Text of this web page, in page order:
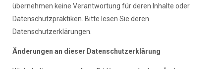
übernehmen keine Verantwortung für deren Inhalte oder
Datenschutzpraktiken. Bitte lesen Sie deren
Datenschutzerklärungen.
Änderungen an dieser Datenschutzerklärung